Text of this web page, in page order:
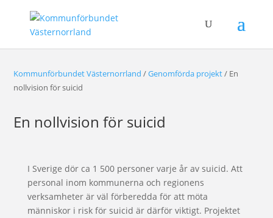
Kommunförbundet Västernorrland /Genomförda projekt/ En
nollvision för suicid
En nollvision för suicid
I Sverige dör ca 1 500 personer varje år av suicid. Att
personal inom kommunerna och regionens
verksamheter är väl förberedda för att möta
människor i risk för suicid är därför viktigt. Projektet